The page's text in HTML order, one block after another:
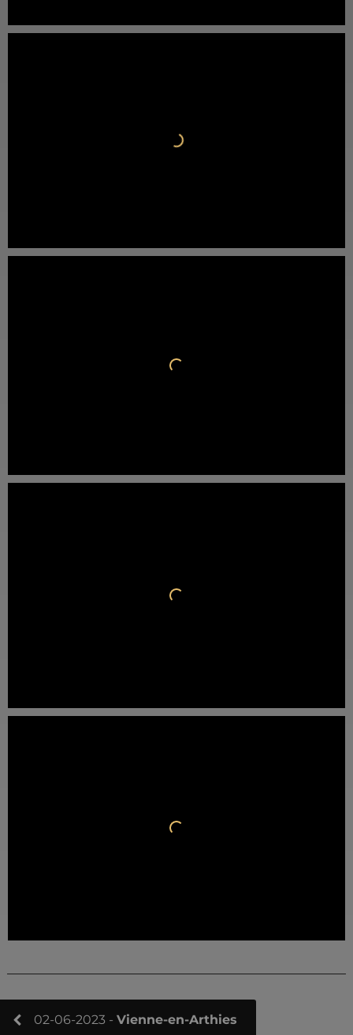
02-06-2023 - Vienne-en-Arthies